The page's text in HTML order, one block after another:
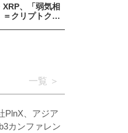
XRP、「弱気相
クリプトクア
一覧
PlnX、アジア
カンファレン